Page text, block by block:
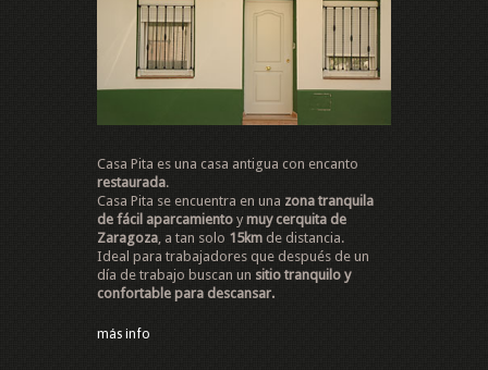
Casa Pita es una casa antigua con encanto
restaurada.
Casa Pita se encuentra en una zona tranquila
de fácil aparcamiento y muy cerquita de
Zaragoza, a tan solo 15km de distancia.
Ideal para trabajadores que después de un
día de trabajo buscan un sitio tranquilo y
confortable para descansar.
más info